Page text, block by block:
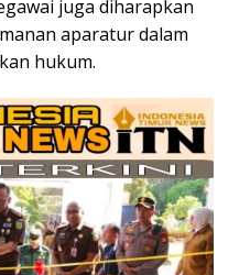
juga diharapkan
aparatur dalam
hukum.